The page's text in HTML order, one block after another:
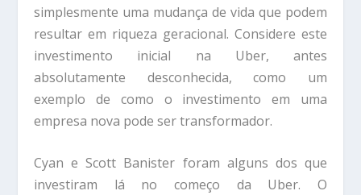
simplesmente uma mudança de vida que podem
resultar em riqueza geracional. Considere este
investimento inicial na Uber, antes
absolutamente desconhecida, como um
exemplo de como o investimento em uma
empresa nova pode ser transformador.
Cyan e Scott Banister foram alguns dos que
investiram lá no começo da Uber. O